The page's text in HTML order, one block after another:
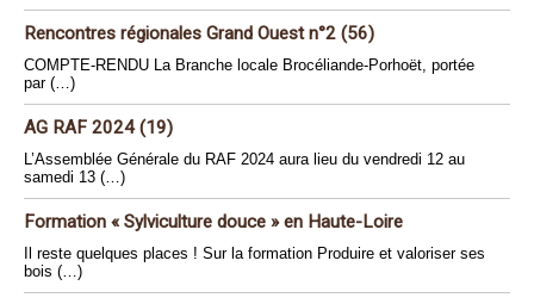
Rencontres régionales Grand Ouest n°2 (56)
COMPTE-RENDU La Branche locale Brocéliande-Porhoët, portée
par (…)
AG RAF 2024 (19)
L’Assemblée Générale du RAF 2024 aura lieu du vendredi 12 au
samedi 13 (…)
Formation « Sylviculture douce » en Haute-Loire
Il reste quelques places ! Sur la formation Produire et valoriser ses
bois (…)